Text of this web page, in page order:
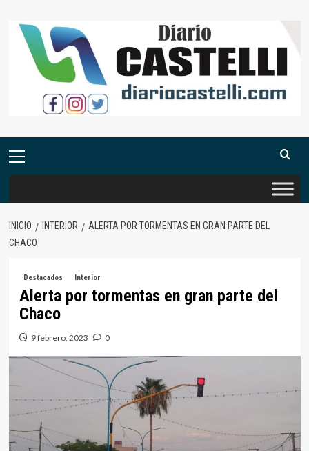
contenido
Menú
INICIO INTERIOR
ALERTA POR TORMENTAS EN GRAN PARTE DEL
CHACO
Destacados Interior
Alerta por tormentas en gran parte del
Chaco
9 febrero, 2023 0